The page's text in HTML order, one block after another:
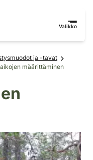
Valikko
ja -tavat
määrittäminen